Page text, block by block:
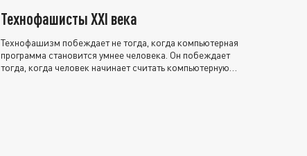
Технофашисты XXI века
Технофашизм побеждает не тогда, когда компьютерная
программа становится умнее человека. Он побеждает
тогда, когда человек начинает считать компьютерную